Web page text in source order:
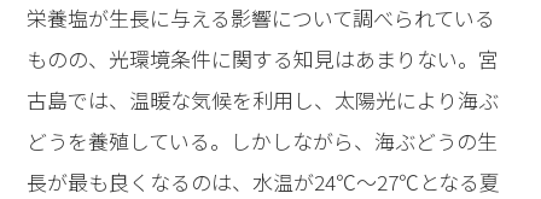
栄養塩が生長に与える影響について調べられている
ものの、光環境条件に関する知見はあまりない。宮
古島では、温暖な気候を利用し、太陽光により海ぶ
どうを養殖している。しかしながら、海ぶどうの生
長が最も良くなるのは、水温が24℃〜27℃となる夏